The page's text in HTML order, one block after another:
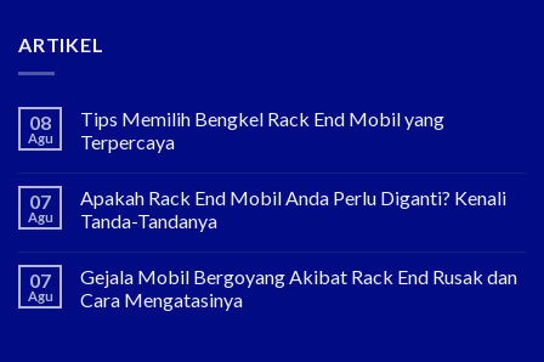
ARTIKEL
08
Agu
Tips Memilih Bengkel Rack End Mobil yang
Terpercaya
07
Agu
Apakah Rack End Mobil Anda Perlu Diganti? Kenali
Tanda-Tandanya
07
Agu
Gejala Mobil Bergoyang Akibat Rack End Rusak dan
Cara Mengatasinya